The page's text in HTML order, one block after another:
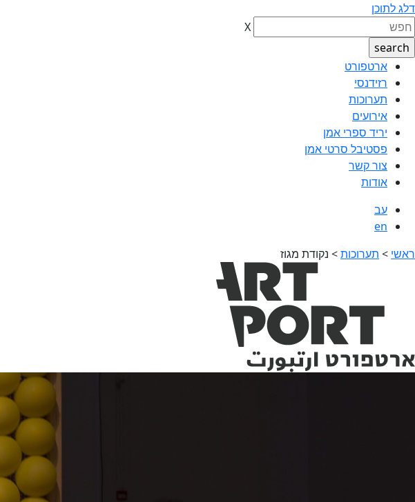
דלג לתוכן
X
ארטפורט
רזידנסי
תערוכות
אירועים
יריד ספרי אמן
פסטיבל סרטי אמן
צור קשר
אודות
עב
en
ראשי > תערוכות> נקודת מגוז